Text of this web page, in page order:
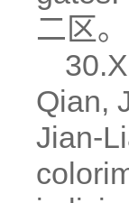
二区。
Qian,
Jian-